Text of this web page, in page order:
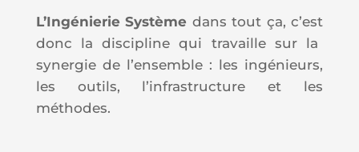
L’Ingénierie Système dans tout ça,c’est
donc la discipline qui travaille sur la
synergie de l’ensemble : les ingénieurs,
les outils, l’infrastructure et les
méthodes.